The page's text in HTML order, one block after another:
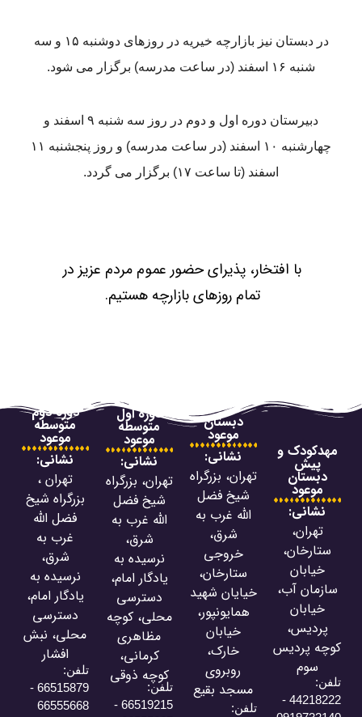
در دبستان نیز بازارچه خیریه در روزهای دوشنبه ۱۵ و سه
دبیرستان دوره اول و دوم در روز سه شنبه ۹ اسفند و
چهارشنبه ۱۰ اسفند (در ساعت مدرسه) و روز پنجشنبه ۱۱
اسفند (تا ساعت ۱۷) برگزار می گردد.
پذیرای حضور عموم مردم عزیز در
تمام روزهای بازارچه هستیم.
دبستان
نشانی:
تهران، بزرگراه
شیخ فضل
الله غرب به
شرق،
خروجی
ستارخان،
خیایان شهید
همایونپور،
خیابان
خارک،
روبروی
مسجد بقیع
تلفن:
دوره اول
متوسطه
موعود
نشانی
تهران، بزرگراه
شیخ فضل
الله غرب به
شرق،
نرسیده به
یادگار امام،
دسترسی
محلی، کوچه
مظاهری
کرمانی،
کوچه ذوقی
تلفن:
دوره دوم
متوسطه
موعود
نشانی:
تهران ،
بزرگراه شیخ
فضل الله
غرب به
شرق،
نرسیده به
یادگار امام،
دسترسی
محلی، نبش
افشار
تلفن:
66515879 -
66555668